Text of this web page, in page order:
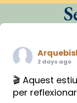
2 days ago
🎬 Aquest
per